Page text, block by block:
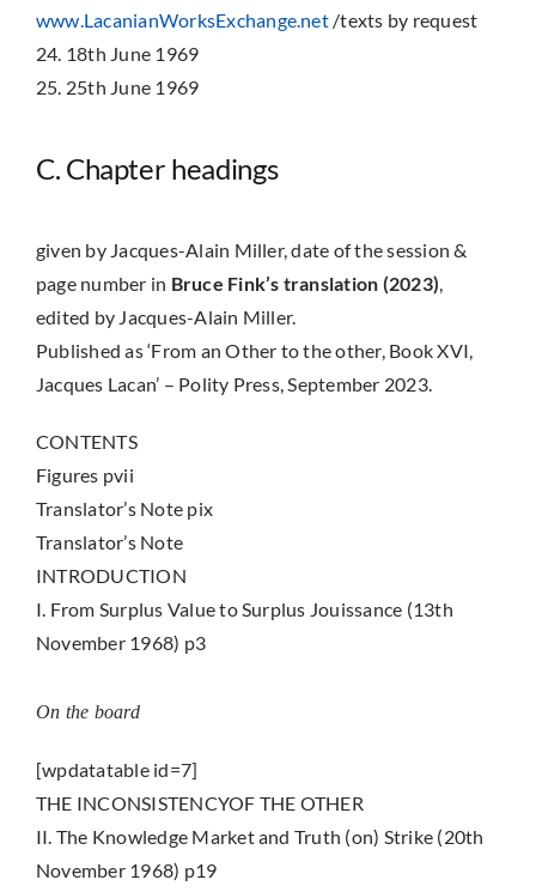
www.LacanianWorksExchange.net/texts by request
24. 18th June 1969
25. 25th June 1969
C. Chapter headings
given by Jacques-Alain Miller, date of the session &
page number in Bruce Fink’s translation (2023),
edited by Jacques-Alain Miller.
Published as ‘From an Other to the other, Book XVI,
Jacques Lacan’ – Polity Press, September 2023.
CONTENTS
Figures pvii
Translator’s Note pix
Translator’s Note
INTRODUCTION
I. From Surplus Value to Surplus Jouissance (13th
November 1968) p3
On the board
[wpdatatable id=7]
THE INCONSISTENCYOF THE OTHER
II. The Knowledge Market and Truth (on) Strike (20th
November 1968) p19